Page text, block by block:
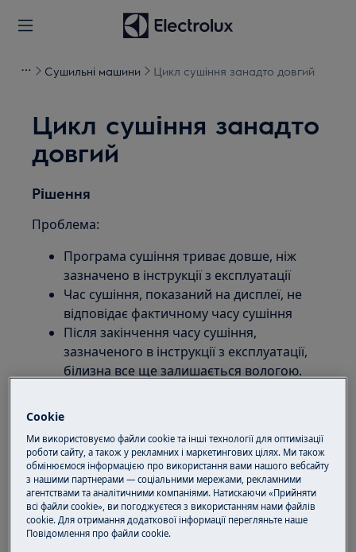
Сушильні машини Цикл сушіння занадто довгий
Цикл сушіння занадто
довгий
Рішення
Проблема:
Програма сушіння триває довше, ніж
зазначено в інструкції з експлуатації
Час сушіння, показаний на дисплеї, не
відповідає фактичному часу сушіння
Після закінчення часу сушіння,
зазначеного в інструкції з експлуатації,
білизна все ще залишається вологою.
Сушильної машини з тепловим насосом
Рішення:
1. Добре віджимайте білизну перед
сушінням.
2. Не перевищуйте максимальний обсяг
Cookie
Ми використовуємо файли cookie та інші технології для оптимізації
роботи сайту, а також у рекламних і маркетингових цілях. Ми також
обмінюємося інформацією про використання вами нашого вебсайту
з нашими партнерами — соціальними мережами, рекламними
агентствами та аналітичними компаніями. Натискаючи «Прийняти
всі файли cookie», ви погоджуєтеся з використанням нами файлів
cookie. Для отримання додаткової інформації перегляньте наше
Пoвідомлення прo файли cookie.